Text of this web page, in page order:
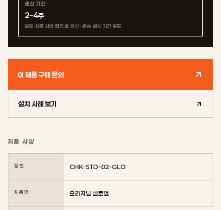
생산 기간
2~4주
결제·최종 사양 확정 후 생산 · 운송·설치 기간 별도
이 제품 구매 문의
설치 사례 보기
제품 사양
품번 CHK-STD-02-GLO
제품명 오리지널 글로벌